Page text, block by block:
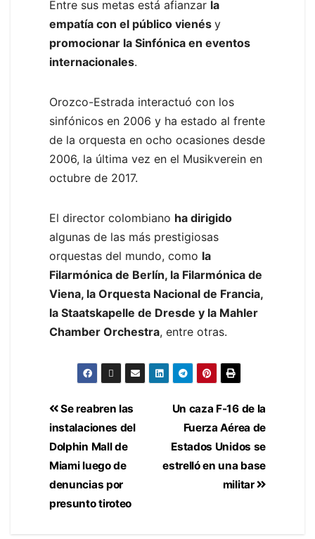
Entre sus metas está afianzar la
empatía con el público vienés y
promocionar la Sinfónica en eventos
internacionales.
Orozco-Estrada interactuó con los
sinfónicos en 2006 y ha estado al frente
de la orquesta en ocho ocasiones desde
2006, la última vez en el Musikverein en
octubre de 2017.
El director colombiano ha dirigido
algunas de las más prestigiosas
orquestas del mundo, como la
Filarmónica de Berlín, la Filarmónica de
Viena, la Orquesta Nacional de Francia,
la Staatskapelle de Dresde y la Mahler
Chamber Orchestra, entre otras.
Un caza F-16 de la
Fuerza Aérea de
Estados Unidos se
estrelló en una base
militar
Se reabren las
instalaciones del
Dolphin Mall de
Miami luego de
denuncias por
presunto tiroteo